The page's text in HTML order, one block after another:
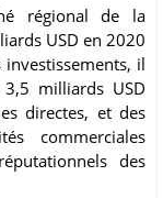
régional de la
USD en 2020
il
milliards USD
directes, et des
commerciales
des